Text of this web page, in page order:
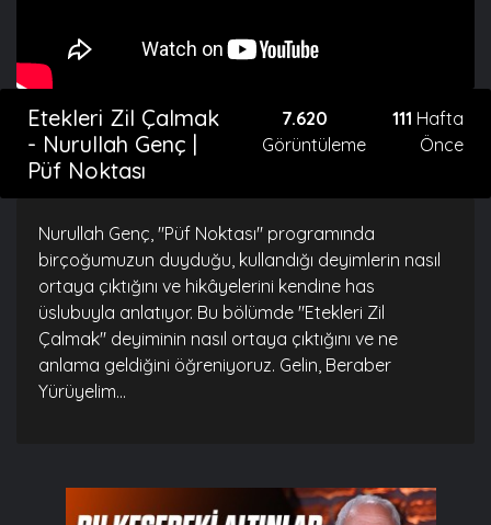
Etekleri Zil Çalmak
- Nurullah Genç |
Püf Noktası
7.620
Görüntüleme
111 Hafta
Önce
Nurullah Genç, "Püf Noktası" programında
birçoğumuzun duyduğu, kullandığı deyimlerin nasıl
ortaya çıktığını ve hikâyelerini kendine has
üslubuyla anlatıyor. Bu bölümde "Etekleri Zil
Çalmak" deyiminin nasıl ortaya çıktığını ve ne
anlama geldiğini öğreniyoruz. Gelin, Beraber
Yürüyelim...